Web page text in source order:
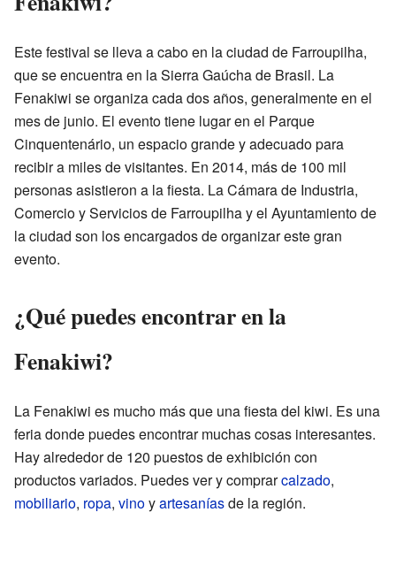
Este festival se lleva a cabo en la ciudad de Farroupilha,
que se encuentra en la Sierra Gaúcha de Brasil. La
Fenakiwi se organiza cada dos años, generalmente en el
mes de junio. El evento tiene lugar en el Parque
Cinquentenário, un espacio grande y adecuado para
recibir a miles de visitantes. En 2014, más de 100 mil
personas asistieron a la fiesta. La Cámara de Industria,
Comercio y Servicios de Farroupilha y el Ayuntamiento de
la ciudad son los encargados de organizar este gran
evento.
¿Qué puedes encontrar en la
Fenakiwi?
La Fenakiwi es mucho más que una fiesta del kiwi. Es una
feria donde puedes encontrar muchas cosas interesantes.
Hay alrededor de 120 puestos de exhibición con
productos variados. Puedes ver y comprarcalzado,
mobiliario, ropa, vinoyartesaníasde la región.